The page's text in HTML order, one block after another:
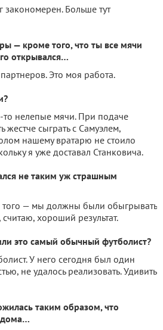
Больше тут
— кроме того, что ты все мячи
открывался…
Это моя работа.
то нелепые мячи. При подаче
жестче сыграть с Самуэлем,
нашему вратарю не стоило
я уже доставал Станковича.
не таким уж страшным
того — мы должны были обыгрывать
хороший результат.
это самый обычный футболист?
У него сегодня был один
не удалось реализовать. Удивить
таким образом, что
дома…